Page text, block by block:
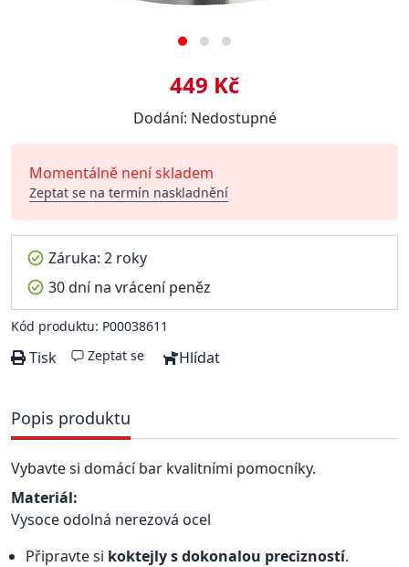
449 Kč
Dodání: Nedostupné
Momentálně není skladem
Zeptat se na termín naskladnění
Záruka: 2 roky
30 dní na vrácení peněz
Kód produktu: P00038611
Tisk Zeptat se Hlídat
Popis produktu
Vybavte si domácí bar kvalitními pomocníky.
Materiál:
Vysoce odolná nerezová ocel
Připravte si koktejly s dokonalou precizností.